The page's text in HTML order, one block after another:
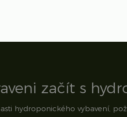
začít s
hydroponického vybavení,